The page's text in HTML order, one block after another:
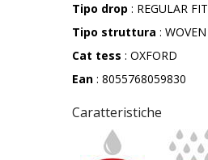
Tipo drop : REGULAR FIT
Tipo struttura : WOVEN
Cat tess : OXFORD
Ean : 8055768059830
Caratteristiche